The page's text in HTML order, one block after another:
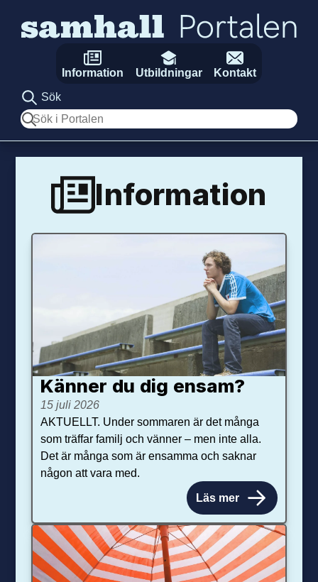
Information Utbildningar
Kontakt
Sök
Sök
Information
Känner du dig ensam?
15 juli 2026
AKTUELLT. Under sommaren är det många
som träffar familj och vänner – men inte alla.
Det är många som är ensamma och saknar
någon att vara med.
Läs mer